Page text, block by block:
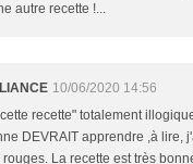
autre recette !...
10/06/2020 14:56
recette" totalement
DEVRAIT apprendre ,à lire,
La recette est très